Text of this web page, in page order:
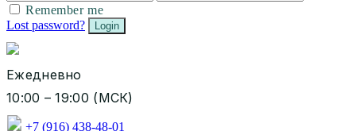
Remember me
Lost password?
Ежедневно
10:00 – 19:00 (МСК)
+7 (916) 438-48-01